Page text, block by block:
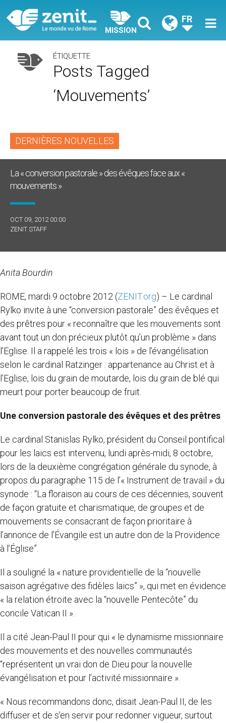
MISSION
FR
ÉTIQUETTE
Posts Tagged
‘mouvements’
DERNIÈRES NOUVELLES
La « conversion pastorale » des évêques face aux «
mouvements »
OCT 09, 2012 00:00
ZENIT STAFF
Anita Bourdin
ROME, mardi 9 octobre 2012 (ZENIT.org) – Le cardinal
Rylko invite à une “conversion pastorale” des évêques et
des prêtres pour « reconnaître que les mouvements sont
avant tout un don précieux plutôt qu’un problème » dans
l’Eglise. Il a rappelé les trois « lois » de l’évangélisation
selon le cardinal Ratzinger : appartenance au Christ et à
l’Eglise, lois du grain de moutarde, lois du grain de blé qui
meurt pour porter beaucoup de fruit.
Une conversion pastorale des évêques et des prêtres
Le cardinal Stanislas Rylko, président du Conseil pontifical
pour les laïcs est intervenu, lundi après-midi, 8 octobre,
lors de la deuxième congrégation générale du synode, à
propos du paragraphe 115 de l’« Instrument de travail » du
synode : “La floraison au cours de ces décennies, souvent
de façon gratuite et charismatique, de groupes et de
mouvements se consacrant de façon prioritaire à
l’annonce de l’Évangile est un autre don de la Providence
à l’Église”.
Il a souligné la « nature providentielle de la “nouvelle
saison agrégative des fidèles laïcs” », qui met en évidence
« la relation étroite avec la “nouvelle Pentecôte” du
concile Vatican II ».
Il a cité Jean-Paul II pour qui « le dynamisme missionnaire
des mouvements et des nouvelles communautés
“représentent un vrai don de Dieu pour la nouvelle
évangélisation et pour l’activité missionnaire ».
« Nous recommandons donc, disait Jean-Paul II, de les
diffuser et de s’en servir pour redonner vigueur, surtout